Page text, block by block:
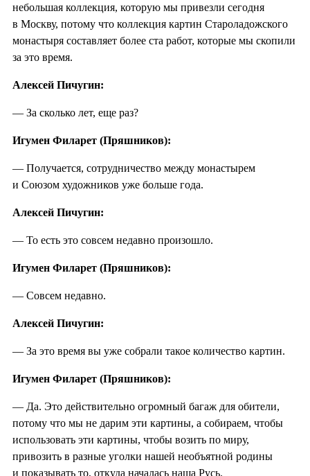
небольшая коллекция, которую мы привезли сегодня
в Москву, потому что коллекция картин Староладожского
монастыря составляет более ста работ, которые мы скопили
за это время.
Алексей Пичугин:
— За сколько лет, еще раз?
Игумен Филарет (Пряшников):
— Получается, сотрудничество между монастырем
и Союзом художников уже больше года.
Алексей Пичугин:
— То есть это совсем недавно произошло.
Игумен Филарет (Пряшников):
— Совсем недавно.
Алексей Пичугин:
— За это время вы уже собрали такое количество картин.
Игумен Филарет (Пряшников):
— Да. Это действительно огромный багаж для обители,
потому что мы не дарим эти картины, а собираем, чтобы
использовать эти картины, чтобы возить по миру,
привозить в разные уголки нашей необъятной родины
и показывать то, откуда началась наша Русь.